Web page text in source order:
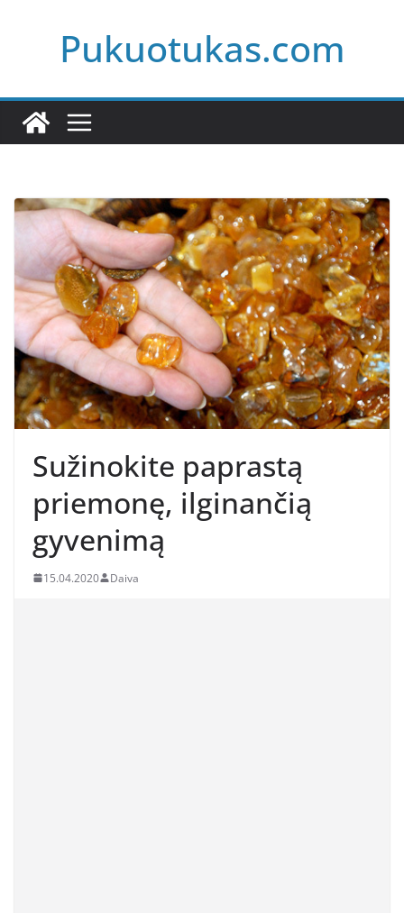
Pukuotukas.com
Sužinokite paprastą
priemonę, ilginančią
gyvenimą
15.04.2020 Daiva